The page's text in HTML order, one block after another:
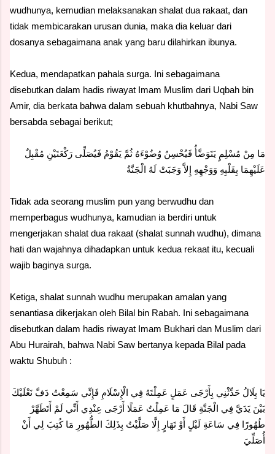
wudhunya, kemudian melaksanakan shalat dua rakaat, dan
tidak membicarakan urusan dunia, maka dia keluar dari
dosanya sebagaimana anak yang baru dilahirkan ibunya.
Kedua, mendapatkan pahala surga. Ini sebagaimana
disebutkan dalam hadis riwayat Imam Muslim dari Uqbah bin
Amir, dia berkata bahwa dalam sebuah khutbahnya, Nabi Saw
bersabda sebagai berikut;
مَا مِنْ مُسْلِمٍ يَتَوَضَّأُ فَيُحْسِنُ وُضُوْءَهُ ثُمَّ يَقُوْمُ فَيُصَلِّى رَكْعَتَيْنِ مُقْبِلٌ
عَلَيْهِمَا بِقَلْبِهِ وَوَجْهِهِ إِلاَّ وَجَبَتْ لَهُ الْجَنَّةُ
Tidak ada seorang muslim pun yang berwudhu dan
memperbagus wudhunya, kamudian ia berdiri untuk
mengerjakan shalat dua rakaat (shalat sunnah wudhu), dimana
hati dan wajahnya dihadapkan untuk kedua rekaat itu, kecuali
wajib baginya surga.
Ketiga, shalat sunnah wudhu merupakan amalan yang
senantiasa dikerjakan oleh Bilal bin Rabah. Ini sebagaimana
disebutkan dalam hadis riwayat Imam Bukhari dan Muslim dari
Abu Hurairah, bahwa Nabi Saw bertanya kepada Bilal pada
waktu Shubuh :
يَا بِلَالُ حَدِّثْنِي بِأَرْجَى عَمَلٍ عَمِلْتَهُ فِي الْإِسْلَامِ فَإِنِّي سَمِعْتُ دَفَّ نَعْلَيْكَ
بَيْنَ يَدَيَّ فِي الْجَنَّةِ قَالَ مَا عَمِلْتُ عَمَلًا أَرْجَى عِنْدِي أَنِّي لَمْ أَتَطَهَّرْ
طُهُورًا فِي سَاعَةِ لَيْلٍ أَوْ نَهَارٍ إِلَّا صَلَّيْتُ بِذَلِكَ الطُّهُورِ مَا كُتِبَ لِي أَنْ
أُصَلِّيَ